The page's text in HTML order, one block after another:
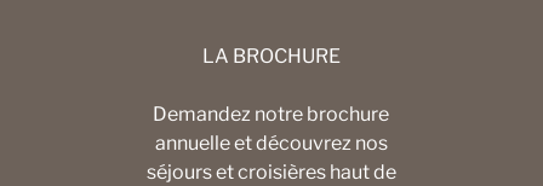
LA BROCHURE
Demandez notre brochure
annuelle et découvrez nos
séjours et croisières haut de